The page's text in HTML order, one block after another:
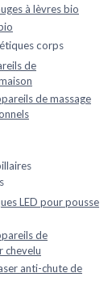
à lèvres bio
corps
de
de massage
LED pour pousse
de
chevelu
anti-chute de